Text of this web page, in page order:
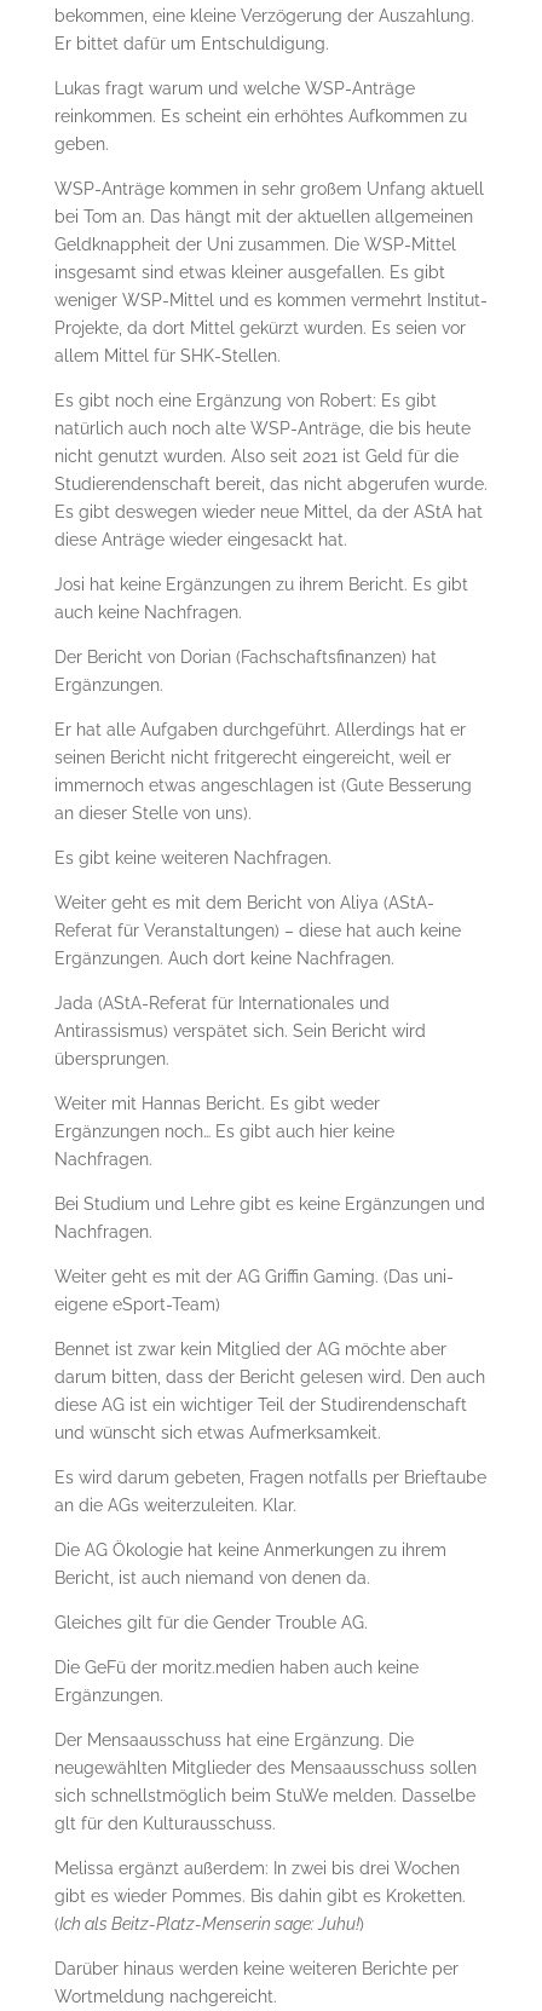
bekommen, eine kleine Verzögerung der Auszahlung.
Er bittet dafür um Entschuldigung.
Lukas fragt warum und welche WSP-Anträge
reinkommen. Es scheint ein erhöhtes Aufkommen zu
geben.
WSP-Anträge kommen in sehr großem Unfang aktuell
bei Tom an. Das hängt mit der aktuellen allgemeinen
Geldknappheit der Uni zusammen. Die WSP-Mittel
insgesamt sind etwas kleiner ausgefallen. Es gibt
weniger WSP-Mittel und es kommen vermehrt Institut-
Projekte, da dort Mittel gekürzt wurden. Es seien vor
allem Mittel für SHK-Stellen.
Es gibt noch eine Ergänzung von Robert: Es gibt
natürlich auch noch alte WSP-Anträge, die bis heute
nicht genutzt wurden. Also seit 2021 ist Geld für die
Studierendenschaft bereit, das nicht abgerufen wurde.
Es gibt deswegen wieder neue Mittel, da der AStA hat
diese Anträge wieder eingesackt hat.
Josi hat keine Ergänzungen zu ihrem Bericht. Es gibt
auch keine Nachfragen.
Der Bericht von Dorian (Fachschaftsfinanzen) hat
Ergänzungen.
Er hat alle Aufgaben durchgeführt. Allerdings hat er
seinen Bericht nicht fritgerecht eingereicht, weil er
immernoch etwas angeschlagen ist (Gute Besserung
an dieser Stelle von uns).
Es gibt keine weiteren Nachfragen.
Weiter geht es mit dem Bericht von Aliya (AStA-
Referat für Veranstaltungen) – diese hat auch keine
Ergänzungen. Auch dort keine Nachfragen.
Jada (AStA-Referat für Internationales und
Antirassismus) verspätet sich. Sein Bericht wird
übersprungen.
Weiter mit Hannas Bericht. Es gibt weder
Ergänzungen noch… Es gibt auch hier keine
Nachfragen.
Bei Studium und Lehre gibt es keine Ergänzungen und
Nachfragen.
Weiter geht es mit der AG Griffin Gaming. (Das uni-
eigene eSport-Team)
Bennet ist zwar kein Mitglied der AG möchte aber
darum bitten, dass der Bericht gelesen wird. Den auch
diese AG ist ein wichtiger Teil der Studirendenschaft
und wünscht sich etwas Aufmerksamkeit.
Es wird darum gebeten, Fragen notfalls per Brieftaube
an die AGs weiterzuleiten. Klar.
Die AG Ökologie hat keine Anmerkungen zu ihrem
Bericht, ist auch niemand von denen da.
Gleiches gilt für die Gender Trouble AG.
Die GeFü der moritz.medien haben auch keine
Ergänzungen.
Der Mensaausschuss hat eine Ergänzung. Die
neugewählten Mitglieder des Mensaausschuss sollen
sich schnellstmöglich beim StuWe melden. Dasselbe
glt für den Kulturausschuss.
Melissa ergänzt außerdem: In zwei bis drei Wochen
gibt es wieder Pommes. Bis dahin gibt es Kroketten.
(Ich als Beitz-Platz-Menserin sage: Juhu!)
Darüber hinaus werden keine weiteren Berichte per
Wortmeldung nachgereicht.